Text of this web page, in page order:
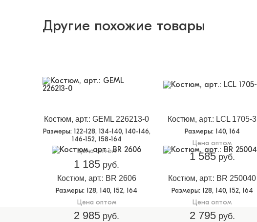
Другие похожие товары
Костюм, арт.: GEML 226213-0
Размеры: 122-128, 134-140, 140-146,
146-152, 158-164
Цена оптом
1 185 руб.
Костюм, арт.: LCL 1705-3
Размеры: 140, 164
Цена оптом
1 585руб.
Костюм, арт.: BR 2606
Размеры: 128, 140, 152, 164
Цена оптом
2 985 руб.
Костюм, арт.: BR 250040
Размеры: 128, 140, 152, 164
Цена оптом
2 795руб.